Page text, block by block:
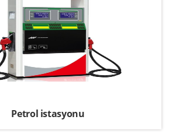
Petrol istasyonu